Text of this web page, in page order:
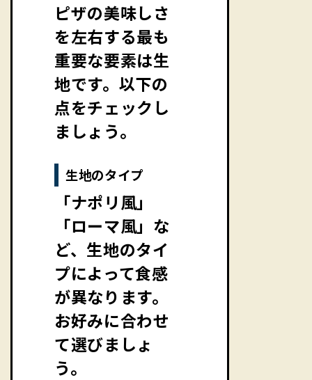
ピザの美味しさ
を左右する最も
重要な要素は生
地です。以下の
点をチェックし
ましょう。
生地のタイプ
「ナポリ風」
「ローマ風」な
ど、生地のタイ
プによって食感
が異なります。
お好みに合わせ
て選びましょ
う。